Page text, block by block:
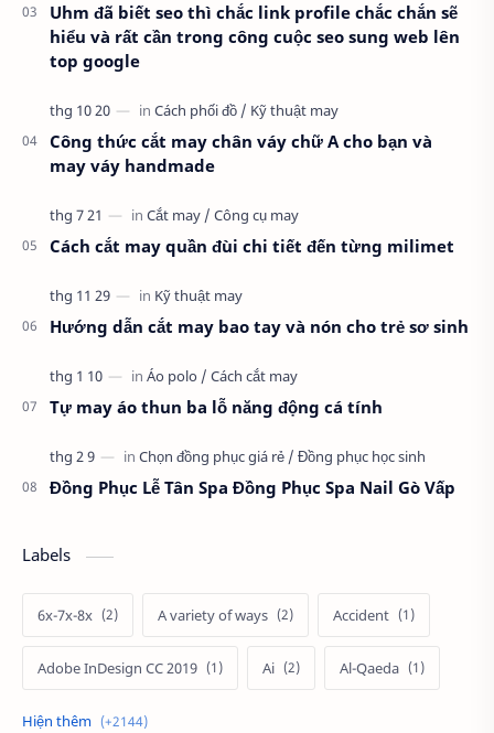
Uhm đã biết seo thì chắc link profile chắc chắn sẽ
hiểu và rất cần trong công cuộc seo sung web lên
top google
Công thức cắt may chân váy chữ A cho bạn và
may váy handmade
Cách cắt may quần đùi chi tiết đến từng milimet
Hướng dẫn cắt may bao tay và nón cho trẻ sơ sinh
Tự may áo thun ba lỗ năng động cá tính
Đồng Phục Lễ Tân Spa Đồng Phục Spa Nail Gò Vấp
Labels
6x-7x-8x A variety of ways Accident
Adobe InDesign CC 2019 Ai Al-Qaeda
Alien Alternative